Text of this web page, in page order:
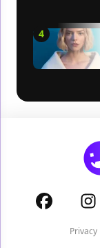
4
Privacy